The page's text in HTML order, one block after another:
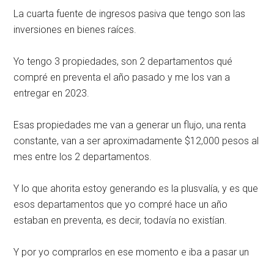
La cuarta fuente de ingresos pasiva que tengo son las
inversiones en bienes raíces.
Yo tengo 3 propiedades, son 2 departamentos qué
compré en preventa el año pasado y me los van a
entregar en 2023.
Esas propiedades me van a generar un flujo, una renta
constante, van a ser aproximadamente $12,000 pesos al
mes entre los 2 departamentos.
Y lo que ahorita estoy generando es la plusvalía, y es que
esos departamentos que yo compré hace un año
estaban en preventa, es decir, todavía no existían.
Y por yo comprarlos en ese momento e iba a pasar un